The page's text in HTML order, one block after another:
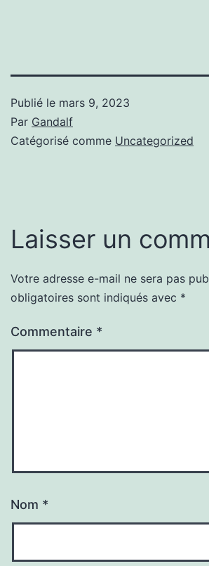
Publié le mars 9, 2023
Par Gandalf
Catégorisé comme Uncategorized
Laisser un
Votre adresse e-mail ne sera pas
obligatoires sont indiqués avec *
Commentaire *
Nom *